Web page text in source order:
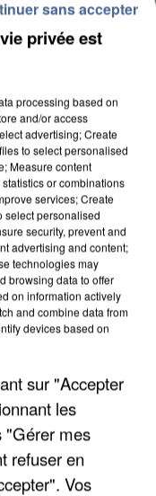
DE LA DZ
privée est
processing based on
and/or access
advertising; Create
to select personalised
Measure content
or combinations
services; Create
select personalised
security, prevent and
advertising and content;
technologies may
browsing data to offer
on information actively
and combine data from
devices based on
sur "Accepter
les
"Gérer mes
refuser en
Vos
sans accepter